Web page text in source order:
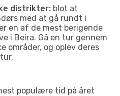
distrikter: blot at
med at gå rundt i
en af de mest berigende
i Beira. Gå en tur gennem
områder, og oplev deres
populære tid på året